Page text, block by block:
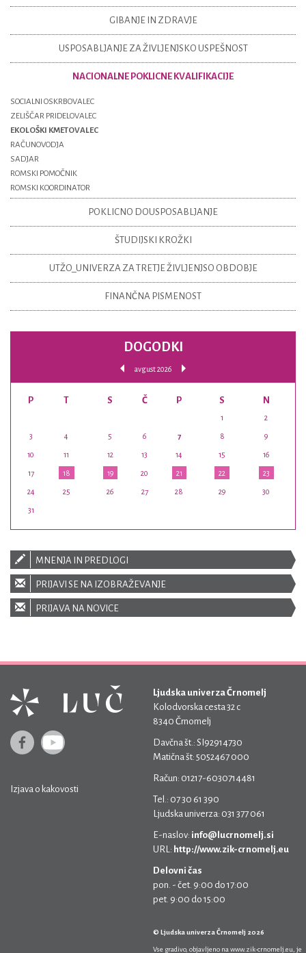
GIBANJE IN ZDRAVJE
USPOSABLJANJE ZA ŽIVLJENJSKO USPEŠNOST
NACIONALNE POKLICNE KVALIFIKACIJE
SOCIALNI OSKRBOVALEC
ZELIŠČAR PRIDELOVALEC
EKOLOŠKI KMETOVALEC
RAČUNOVODJA
SADJAR
ROMSKI POMOČNIK
ROMSKI KOORDINATOR
POKLICNO DOUSPOSABLJANJE
ŠTUDIJSKI KROŽKI
UTŽO_UNIVERZA ZA TRETJE ŽIVLJENJSO OBDOBJE
FINANČNA PISMENOST
DOGODKI
avgust 2026
P T S Č P S N
1 2
3 4 5 6 7 8 9
10 11 12 13 14 15 16
17 18 19 20 21 22 23
24 25 26 27 28 29 30
31
MNENJA IN PREDLOGI
PRIJAVI SE NA IZOBRAŽEVANJE
PRIJAVA NA NOVICE
Izjava o kakovosti
Ljudska univerza Črnomelj
Kolodvorska cesta 32 c
8340 Črnomelj
Davčna št.: SI92914730
Matična št: 5052467 000
Račun: 01217-6030714481
Tel.: 07 30 61 390
Ljudska univerza: 031 377 061
E-naslov: info@lucrnomelj.si
URL: http://www.zik-crnomelj.eu
Delovni čas
pon. - čet. 9:00 do 17:00
pet. 9:00 do 15:00
© Ljudska univerza Črnomelj 2026
Vse gradivo, objavljeno na www.zik-crnomelj.eu , je